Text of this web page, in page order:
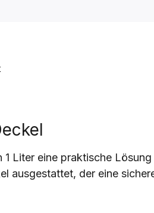
Liter eine praktische
ausgestattet, der eine